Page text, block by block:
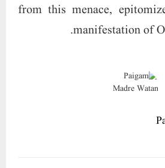
from this menace,
manifestation of